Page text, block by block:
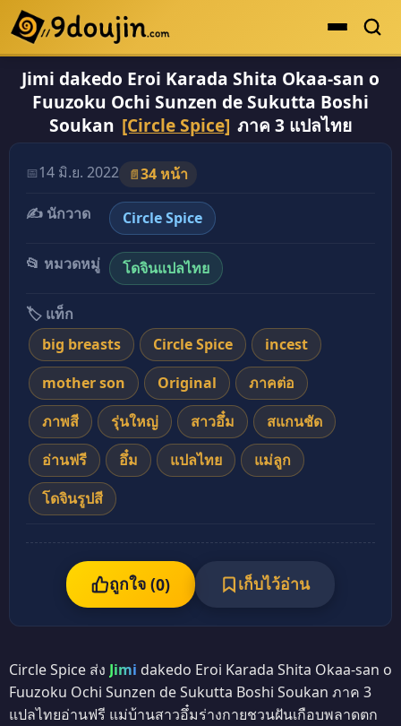
ดูเยอะสุด
คะแนนเยอะสุด
โดจินรูปสี
ระดับตำนาน
ยอดนิยม
เรื่องที่เก็บไว้
Jimi dakedo Eroi Karada Shita Okaa-san o
Fuuzoku Ochi Sunzen de Sukutta Boshi
Soukan [Circle Spice] ภาค 3 แปลไทย
📅14 มิ.ย. 2022 📄34 หน้า
✍️ นักวาด
Circle Spice
📂 หมวดหมู่ โดจินแปลไทย
🏷️ แท็ก
big breasts
Circle Spice
incest
mother son
Original
ภาคต่อ
ภาพสี
รุ่นใหญ่ สาวอึ๋ม
สแกนชัด
อ่านฟรี
อึ๋ม แปลไทย
แม่ลูก
โดจินรูปสี
ถูกใจ (0) เก็บไว้อ่าน
Circle Spice ส่ง Jimi dakedo Eroi Karada Shita Okaa-san o
Fuuzoku Ochi Sunzen de Sukutta Boshi Soukan ภาค 3
แปลไทยอ่านฟรี แม่บ้านสาวอึ๋มร่างกายชวนฝันเกือบพลาดตก